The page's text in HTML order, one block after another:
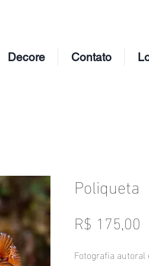
Decore Contato
Poliqueta
R$ 175,00
Fotografia